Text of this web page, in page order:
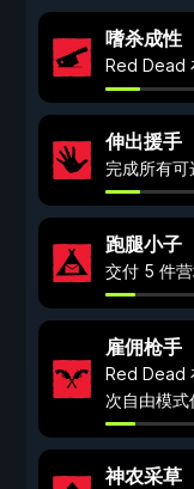
嗜杀成性
Red Dead
伸出援手
完成所有可
跑腿小子
交付 5 件营
雇佣枪手
Red Dead
次自由模式
神农采草